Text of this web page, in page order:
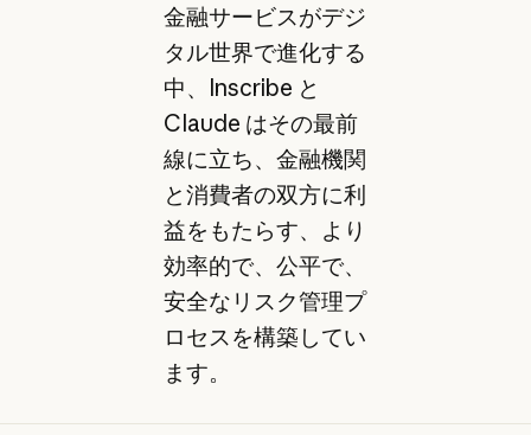
金融サービスがデジ
タル世界で進化する
中、Inscribe と
Claude はその最前
線に立ち、金融機関
と消費者の双方に利
益をもたらす、より
効率的で、公平で、
安全なリスク管理プ
ロセスを構築してい
ます。